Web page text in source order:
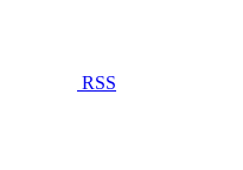
RSS